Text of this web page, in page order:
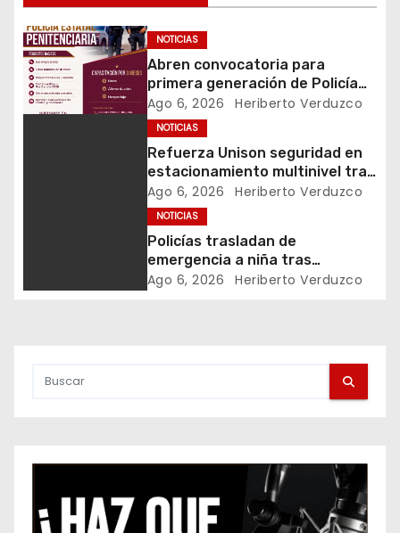
g
a
c
NOTICIAS
Abren convocatoria para
primera generación de Policía
Estatal Penitenciaria
Ago 6, 2026 Heriberto Verduzco
NOTICIAS
Refuerza Unison seguridad en
estacionamiento multinivel tras
accidente en semestre pasado
Ago 6, 2026 Heriberto Verduzco
NOTICIAS
Policías trasladan de
emergencia a niña tras
picadura de alacrán
Ago 6, 2026 Heriberto Verduzco